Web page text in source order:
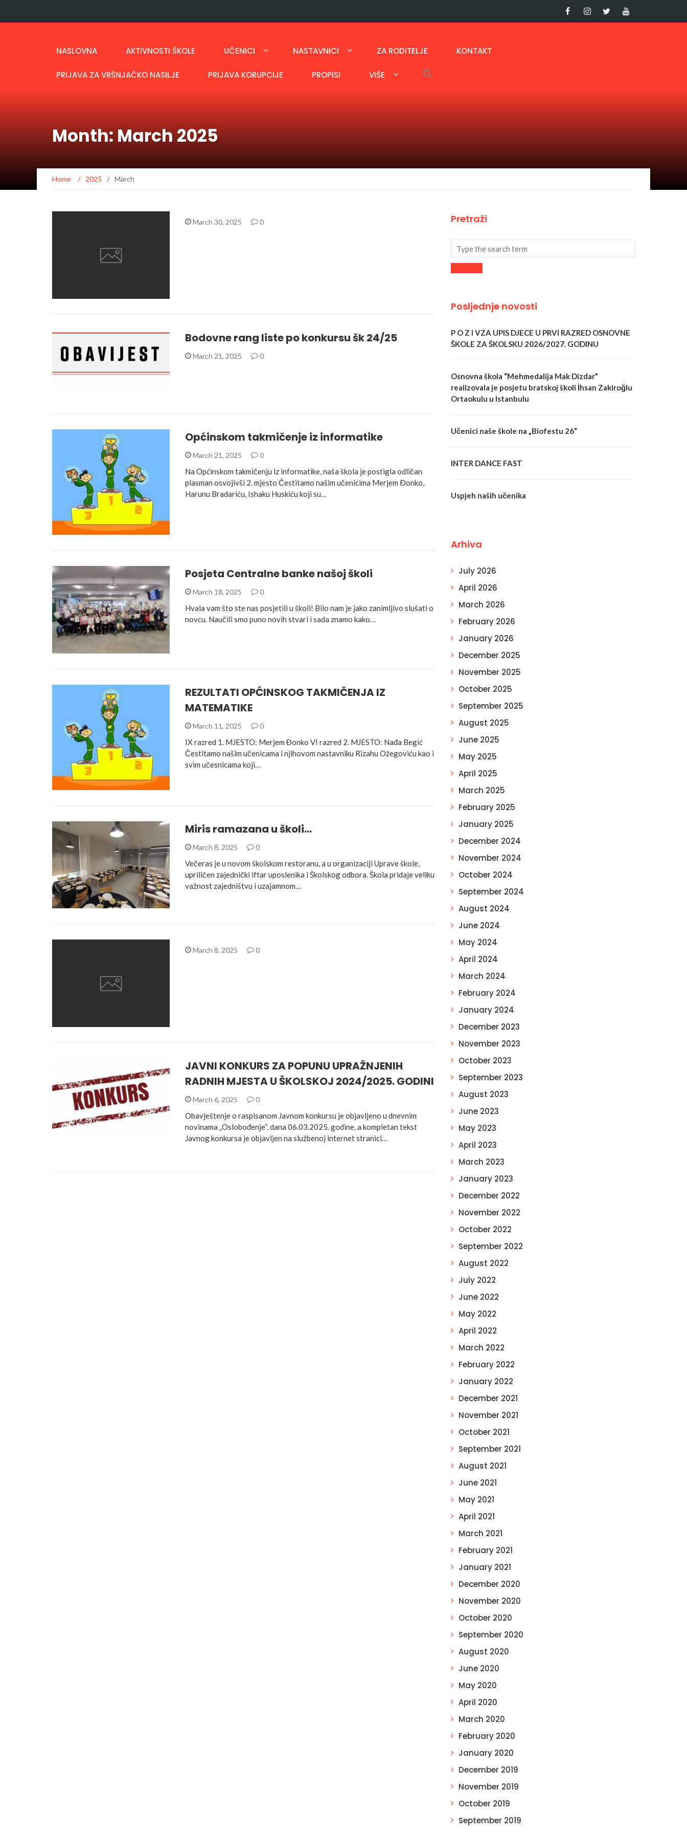
NASLOVNA AKTIVNOSTI ŠKOLE UČENICI NASTAVNICI ZA RODITELJE KONTAKT
PRIJAVA ZA VRŠNJAČKO NASILJE PRIJAVA KORUPCIJE PROPISI VIŠE
Month: March 2025
Home / 2025 / March
March 30, 2025 0
Bodovne rang liste po konkursu šk 24/25
March 21, 2025 0
Općinskom takmičenje iz informatike
March 21, 2025 0
Na Općinskom takmičenju iz informatike, naša škola je postigla odličan
plasman osvojivši 2. mjesto Čestitamo našim učenicima Merjem Ðonko,
Harunu Bradariću, Ishaku Huskiću koji su…
Posjeta Centralne banke našoj školi
March 18, 2025 0
Hvala vam što ste nas posjetili u školi! Bilo nam je jako zanimljivo slušati o
novcu. Naučili smo puno novih stvari i sada znamo kako…
REZULTATI OPĆINSKOG TAKMIČENJA IZ
MATEMATIKE
March 11, 2025 0
IX razred 1. MJESTO: Merjem Đonko VI razred 2. MJESTO: Nađa Begić
Čestitamo našim učenicama i njihovom nastavniku Rizahu Ožegoviću kao i
svim učesnicama koji…
Miris ramazana u školi…
March 8, 2025 0
Večeras je u novom školskom restoranu, a u organizaciji Uprave škole,
upriličen zajednički iftar uposlenika i Školskog odbora. Škola pridaje veliku
važnost zajedništvu i uzajamnom…
March 8, 2025 0
JAVNI KONKURS ZA POPUNU UPRAŽNJENIH
RADNIH MJESTA U ŠKOLSKOJ 2024/2025. GODINI
March 6, 2025 0
Obavještenje o raspisanom Javnom konkursu je objavljeno u dnevnim
novinama „Oslobođenje“, dana 06.03.2025. godine, a kompletan tekst
Javnog konkursa je objavljen na službenoj internet stranici…
Pretraži
Posljednje novosti
P O Z I VZA UPIS DJECE U PRVI RAZRED OSNOVNE
ŠKOLE ZA ŠKOLSKU 2026/2027. GODINU
Osnovna škola “Mehmedalija Mak Dizdar”
realizovala je posjetu bratskoj školi İhsan Zakiroğlu
Ortaokulu u Istanbulu
Učenici naše škole na „Biofestu 26“
INTER DANCE FAST
Uspjeh naših učenika
Arhiva
July 2026
April 2026
March 2026
February 2026
January 2026
December 2025
November 2025
October 2025
September 2025
August 2025
June 2025
May 2025
April 2025
March 2025
February 2025
January 2025
December 2024
November 2024
October 2024
September 2024
August 2024
June 2024
May 2024
April 2024
March 2024
February 2024
January 2024
December 2023
November 2023
October 2023
September 2023
August 2023
June 2023
May 2023
April 2023
March 2023
January 2023
December 2022
November 2022
October 2022
September 2022
August 2022
July 2022
June 2022
May 2022
April 2022
March 2022
February 2022
January 2022
December 2021
November 2021
October 2021
September 2021
August 2021
June 2021
May 2021
April 2021
March 2021
February 2021
January 2021
December 2020
November 2020
October 2020
September 2020
August 2020
June 2020
May 2020
April 2020
March 2020
February 2020
January 2020
December 2019
November 2019
October 2019
September 2019